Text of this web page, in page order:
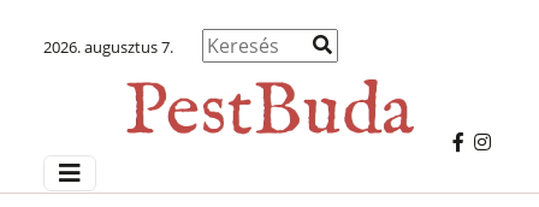
2026. augusztus 7.